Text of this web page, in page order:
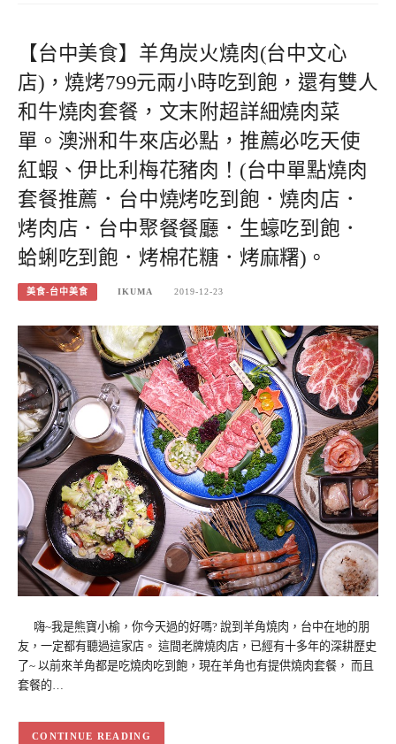
【台中美食】羊角炭火燒肉(台中文心
店)，燒烤799元兩小時吃到飽，還有雙人
和牛燒肉套餐，文末附超詳細燒肉菜
單。澳洲和牛來店必點，推薦必吃天使
紅蝦、伊比利梅花豬肉！(台中單點燒肉
套餐推薦．台中燒烤吃到飽．燒肉店．
烤肉店．台中聚餐餐廳．生蠔吃到飽．
蛤蜊吃到飽．烤棉花糖．烤麻糬)。
美食-台中美食 IKUMA 2019-12-23
嗨~我是熊寶小榆，你今天過的好嗎? 說到羊角燒肉，台中在地的朋
友，一定都有聽過這家店。 這間老牌燒肉店，已經有十多年的深耕歷史
了~ 以前來羊角都是吃燒肉吃到飽，現在羊角也有提供燒肉套餐， 而且
套餐的…
CONTINUE READING